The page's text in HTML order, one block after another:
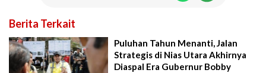
Berita Terkait
Puluhan Tahun Menanti, Jalan
Strategis di Nias Utara Akhirnya
Diaspal Era Gubernur Bobby